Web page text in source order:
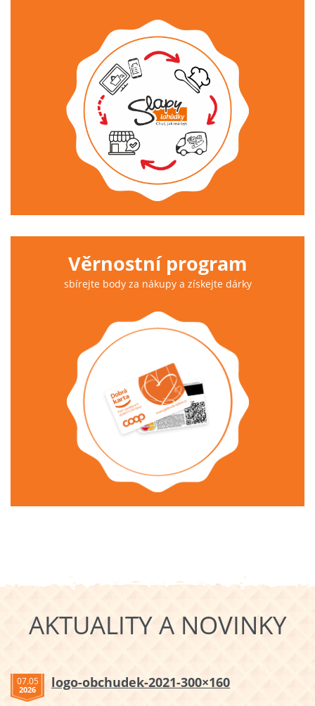
Věrnostní program
sbírejte body za nákupy a získejte dárky
AKTUALITY A NOVINKY
07.05
2026 logo-obchudek-2021-300×160